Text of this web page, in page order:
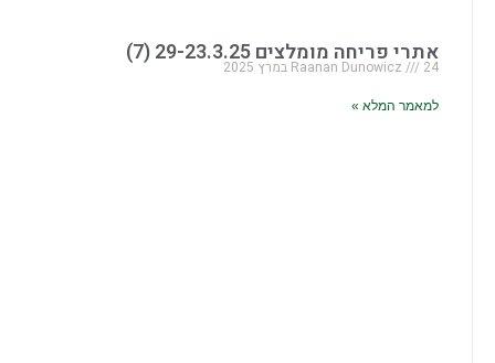
אתרי פריחה מומלצים 29-23.3.25 (7)
Raanan Dunowicz 24 במרץ 2025
למאמר המלא »